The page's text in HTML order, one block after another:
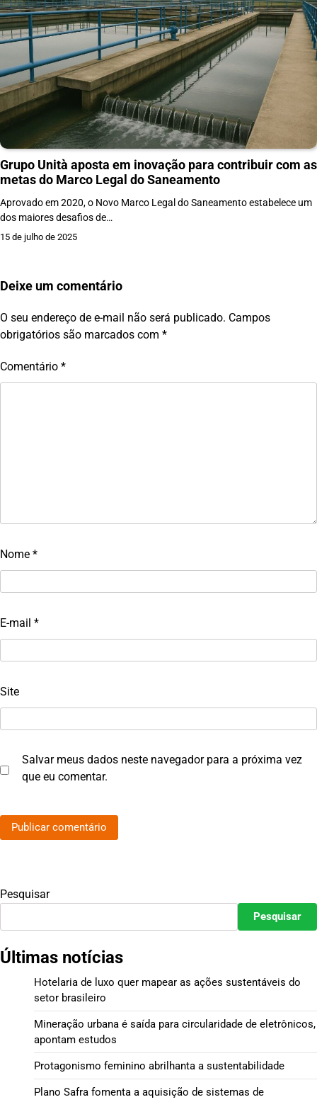
Grupo Unità aposta em inovação para contribuir com as
metas do Marco Legal do Saneamento
Aprovado em 2020, o Novo Marco Legal do Saneamento estabelece um
dos maiores desafios de…
15 de julho de 2025
Deixe um comentário
O seu endereço de e-mail não será publicado. Campos
obrigatórios são marcados com *
Comentário *
Nome *
E-mail *
Site
Salvar meus dados neste navegador para a próxima vez
que eu comentar.
Pesquisar
Pesquisar
Últimas notícias
Hotelaria de luxo quer mapear as ações sustentáveis do
setor brasileiro
Mineração urbana é saída para circularidade de eletrônicos,
apontam estudos
Protagonismo feminino abrilhanta a sustentabilidade
Plano Safra fomenta a aquisição de sistemas de